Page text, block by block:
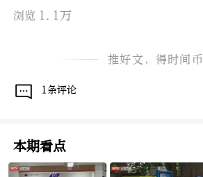
浏览 1.1万
推好文，得时间币
1条评论
本期看点